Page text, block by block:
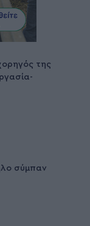
της
σύμπαν